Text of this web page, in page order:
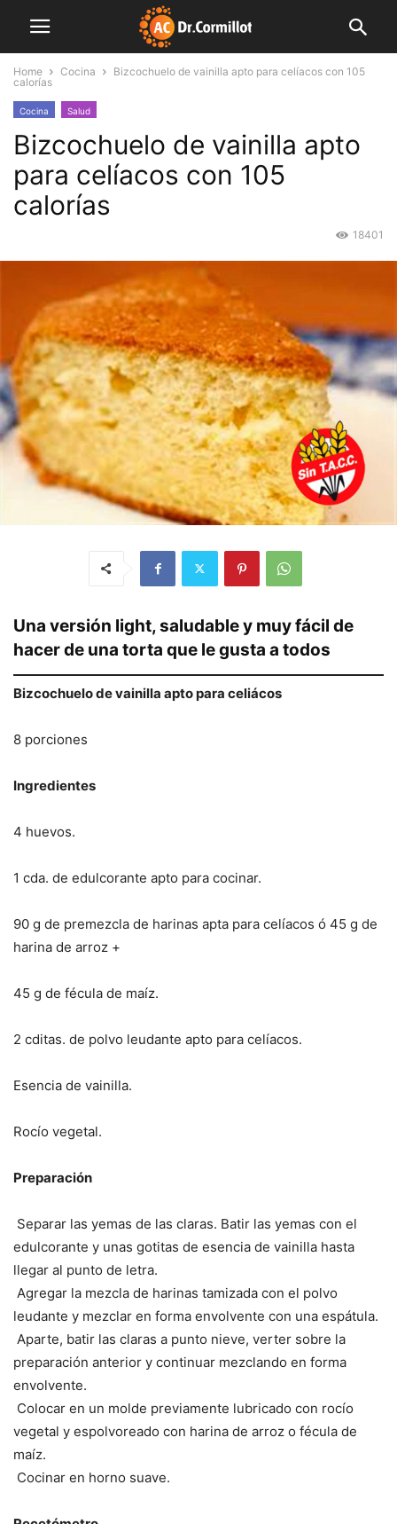
Home Cocina
Bizcochuelo de vainilla apto para celíacos con 105
calorías
Cocina Salud
Bizcochuelo de vainilla apto
para celíacos con 105
calorías
18401
Una versión light, saludable y muy fácil de
hacer de una torta que le gusta a todos
Bizcochuelo de vainilla apto para celiácos
8 porciones
Ingredientes
4 huevos.
1 cda. de edulcorante apto para cocinar.
90 g de premezcla de harinas apta para celíacos ó 45 g de
harina de arroz +
45 g de fécula de maíz.
2 cditas. de polvo leudante apto para celíacos.
Esencia de vainilla.
Rocío vegetal.
Preparación
Separar las yemas de las claras. Batir las yemas con el
edulcorante y unas gotitas de esencia de vainilla hasta
llegar al punto de letra.
Agregar la mezcla de harinas tamizada con el polvo
leudante y mezclar en forma envolvente con una espátula.
Aparte, batir las claras a punto nieve, verter sobre la
preparación anterior y continuar mezclando en forma
envolvente.
Colocar en un molde previamente lubricado con rocío
vegetal y espolvoreado con harina de arroz o fécula de
maíz.
Cocinar en horno suave.